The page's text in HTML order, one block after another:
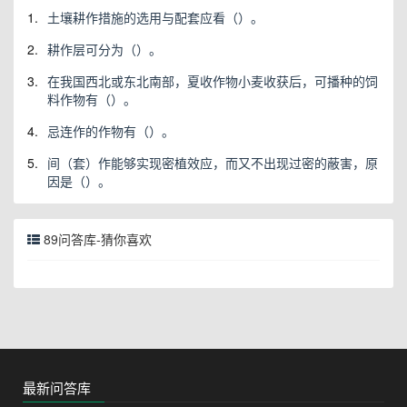
1. 土壤耕作措施的选用与配套应看（）。
2. 耕作层可分为（）。
3. 在我国西北或东北南部，夏收作物小麦收获后，可播种的饲
料作物有（）。
4. 忌连作的作物有（）。
5. 间（套）作能够实现密植效应，而又不出现过密的蔽害，原
因是（）。
89问答库-猜你喜欢
最新问答库